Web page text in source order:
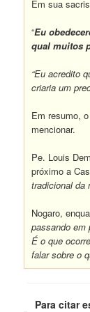
Em sua
“Eu
qual muitos
“Eu acredito
criaria um
Em resumo,
mencionar.
Pe. Louis
próximo a
tradicional da
Nogaro,
passando em
É o que
falar sobre o
Para citar